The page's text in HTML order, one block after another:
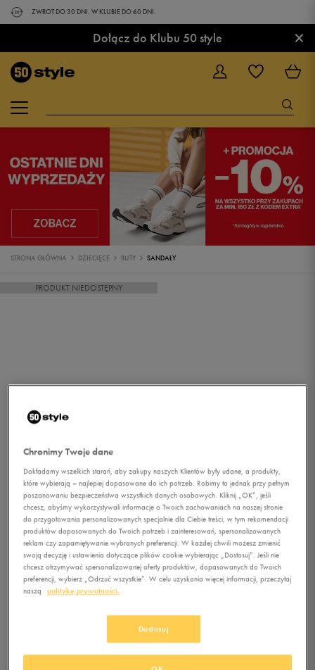
ZWROT DO 30 DNI. W KLUBIE DO 60 DNI.
Dołącz do Klubu 50 style ×
STRONA GŁÓWNA DZIECIĘCE BUTY SANDAŁY
PRODUKT NIEDOSTĘPNY
1/1
NIKE SUNRAY PROTECT
Chronimy Twoje dane
Dokładamy wszelkich starań, aby zakupy naszych Klientów były udane, a produkty,
które wybierają – najlepiej dopasowane do ich potrzeb. Robimy to jednak przy pełnym
poszanowaniu bezpieczeństwa wszystkich danych osobowych. Kliknij „OK”, jeśli
chcesz, abyśmy wykorzystywali informacje o Twoich zachowaniach na naszej stronie
do przygotowania personalizowanych specjalnie dla Ciebie treści, w tym rekomendacji
produktów dopasowanych do Twoich potrzeb i zainteresowań, spersonalizowanych
reklam czy zapamiętywanie wybranych preferencji. W każdej chwili możesz zmienić
swoją decyzję i ustawienia dotyczące plików cookie wybierając „Dostosuj”. Jeśli nie
chcesz otrzymywać spersonalizowanej oferty produktów, dopasowanych do Twoich
preferencji, wybierz „Odrzuć wszystkie”. W celu uzyskania więcej informacji, przeczytaj
naszą
politykę prywatności.
Dostosuj